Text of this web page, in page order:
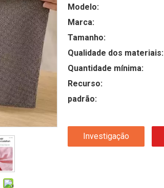
Modelo:
Marca:
Tamanho:
Qualidade dos materiais:
Quantidade mínima:
Recurso:
padrão:
Investigação